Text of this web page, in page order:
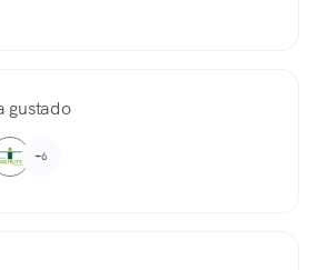
gustado
+6